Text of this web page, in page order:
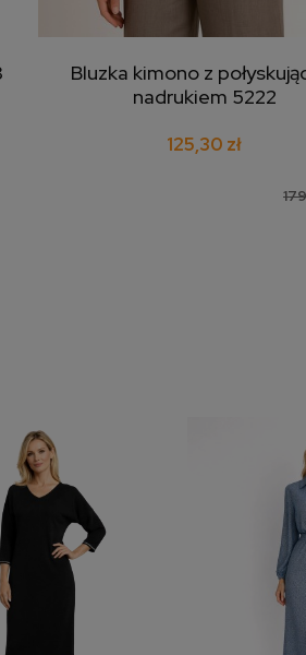
dodaj do koszyka
Bluzka kimono z
nadrukiem 5222
125,30 zł